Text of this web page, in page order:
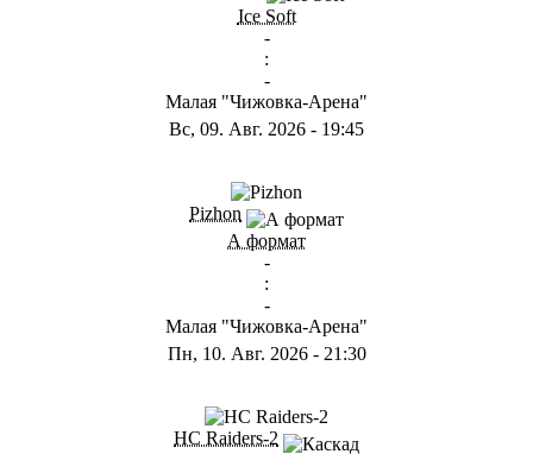
Ice Soft
-
:
-
Малая "Чижовка-Арена"
Вс, 09. Авг. 2026 - 19:45
Pizhon
А формат
-
:
-
Малая "Чижовка-Арена"
Пн, 10. Авг. 2026- 21:30
HC Raiders-2